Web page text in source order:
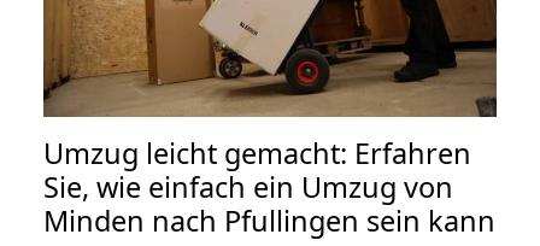
Umzug leicht gemacht: Erfahren
Sie, wie einfach ein Umzug von
Minden nach Pfullingen sein kann